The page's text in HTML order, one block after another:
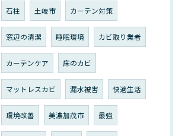
石柱 土岐市 カーテン対策
窓辺の清潔 睡眠環境 カビ取り業者
カーテンケア 床のカビ
マットレスカビ 漏水被害 快適生活
環境改善 美濃加茂市 最強